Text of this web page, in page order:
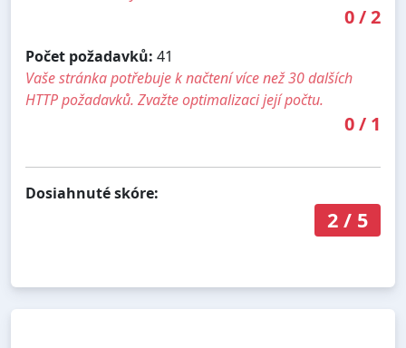
0/2
Počet požadavků: 41
Vaše stránka potřebuje k načtení více než 30 dalších
HTTP požadavků. Zvažte optimalizaci její počtu.
0/ 1
Dosiahnuté skóre:
2/ 5